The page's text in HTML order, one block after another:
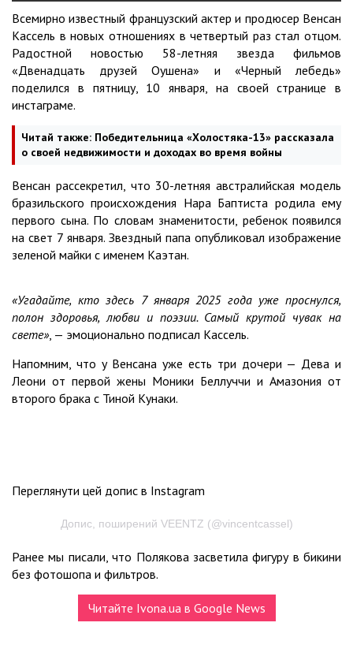
Всемирно известный французский актер и продюсер Венсан
Кассель в новых отношениях в четвертый раз стал отцом.
Радостной новостью 58-летняя звезда фильмов
«Двенадцать друзей Оушена» и «Черный лебедь»
поделился в пятницу, 10 января, на своей странице в
инстаграме.
Читай также: Победительница «Холостяка-13» рассказала
о своей недвижимости и доходах во время войны
Венсан рассекретил, что 30-летняя австралийская модель
бразильского происхождения Нара Баптиста родила ему
первого сына. По словам знаменитости, ребенок появился
на свет 7 января. Звездный папа опубликовал изображение
зеленой майки с именем Каэтан.
«Угадайте, кто здесь 7 января 2025 года уже проснулся,
полон здоровья, любви и поэзии. Самый крутой чувак на
свете», — эмоционально подписал Кассель.
Напомним, что у Венсана уже есть три дочери — Дева и
Леони от первой жены Моники Беллуччи и Амазония от
второго брака с Тиной Кунаки.
Переглянути цей допис в Instagram
Допис, поширений VEENTZ (@vincentcassel)
Ранее мы писали, что Полякова засветила фигуру в бикини
без фотошопа и фильтров.
Читайте Ivona.ua в Google News